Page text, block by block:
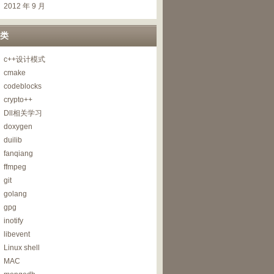
2012 年 9 月
c++设计模式
cmake
codeblocks
crypto++
Dll相关学习
doxygen
duilib
fanqiang
ffmpeg
git
golang
gpg
inotify
libevent
Linux shell
MAC